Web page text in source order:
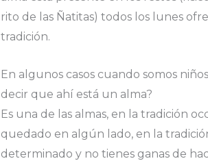
rito de las Ñatitas) todos los lunes
tradición.
En algunos casos cuando somos
decir que ahí está un alma?
Es una de las almas, en la tradición
quedado en algún lado, en la
determinado y no tienes ganas de